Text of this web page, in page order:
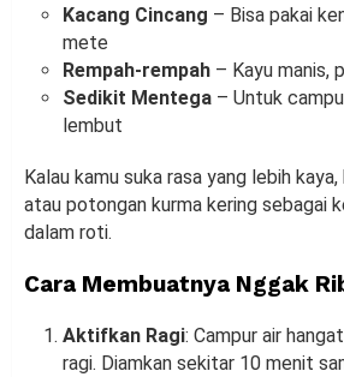
Kacang Cincang – Bisa pakai
mete
Rempah-rempah – Kayu manis,
Sedikit Mentega – Untuk
lembut
Kalau kamu suka rasa yang lebih
atau potongan kurma kering sebagai
dalam roti.
Cara Membuatnya Nggak
Aktifkan Ragi: Campur air
ragi. Diamkan sekitar 10 menit